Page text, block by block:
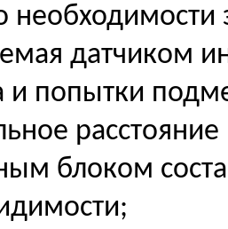
необходимости
датчиком
и попытки
блоком